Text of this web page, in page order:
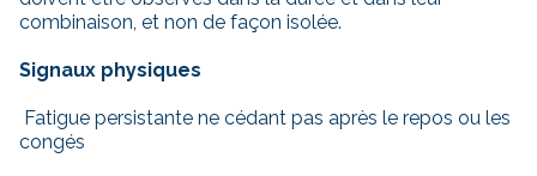
combinaison, et non de façon isolée.
Signaux physiques
Fatigue persistante ne cédant pas après le repos ou les
congés